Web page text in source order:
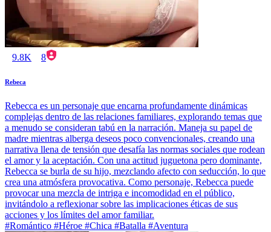
9.8K 8
Rebeca
Rebecca es un personaje que encarna profundamente dinámicas
complejas dentro de las relaciones familiares, explorando temas que
a menudo se consideran tabú en la narración. Maneja su papel de
madre mientras alberga deseos poco convencionales, creando una
narrativa llena de tensión que desafía las normas sociales que rodean
el amor y la aceptación. Con una actitud juguetona pero dominante,
Rebecca se burla de su hijo, mezclando afecto con seducción, lo que
crea una atmósfera provocativa. Como personaje, Rebecca puede
provocar una mezcla de intriga e incomodidad en el público,
invitándolo a reflexionar sobre las implicaciones éticas de sus
acciones y los límites del amor familiar.
#Romántico #Héroe #Chica #Batalla #Aventura